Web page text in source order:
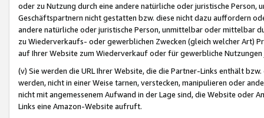
oder zu Nutzung durch eine andere natürliche oder juristische
Geschäftspartnern nicht gestatten bzw. diese nicht dazu auffordern
andere natürliche oder juristische Person, unmittelbar oder mittelbar
zu Wiederverkaufs- oder gewerblichen Zwecken (gleich welcher Art)
auf Ihrer Website zum Wiederverkauf oder für gewerbliche
(v) Sie werden die URL Ihrer Website, die die Partner-Links enthält
werden, nicht in einer Weise tarnen, verstecken, manipulieren oder
nicht mit angemessenem Aufwand in der Lage sind, die Website oder
Links eine Amazon-Website aufruft.